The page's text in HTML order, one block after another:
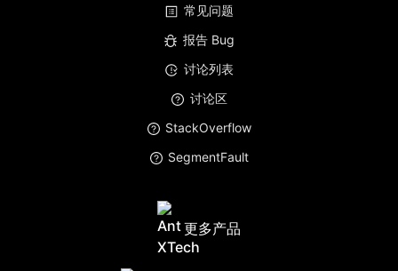
常见问题
报告 Bug
讨论列表
讨论区
StackOverflow
SegmentFault
更多产品